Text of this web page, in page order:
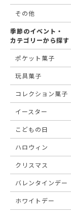
その他
季節のイベント・
カテゴリーから探す
ポケット菓子
玩具菓子
コレクション菓子
イースター
こどもの日
ハロウィン
クリスマス
バレンタインデー
ホワイトデー